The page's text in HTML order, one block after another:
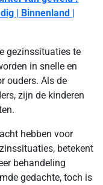
| Binnenland |
gezinssituaties te
in snelle en
ouders. Als de
zijn de kinderen
hebben voor
betekent
behandeling
gedachte, toch is